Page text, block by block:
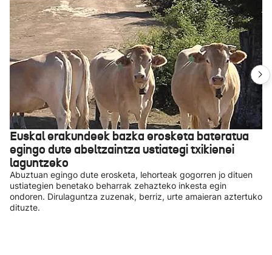
Euskal erakundeek bazka erosketa bateratua
egingo dute abeltzaintza ustiategi txikienei
laguntzeko
Abuztuan egingo dute erosketa, lehorteak gogorren jo dituen
ustiategien benetako beharrak zehazteko inkesta egin
ondoren. Dirulaguntza zuzenak, berriz, urte amaieran aztertuko
dituzte.